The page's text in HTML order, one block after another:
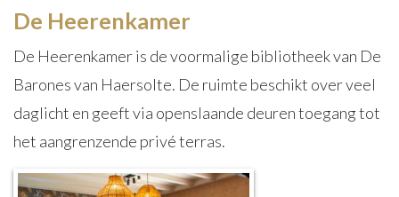
De Heerenkamer
De Heerenkamer is de voormalige bibliotheek van De
Barones van Haersolte. De ruimte beschikt over veel
daglicht en geeft via openslaande deuren toegang tot
het aangrenzende privé terras.